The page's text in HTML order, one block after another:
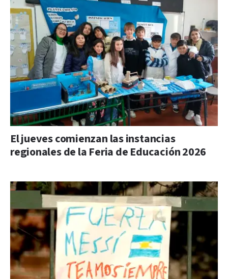
El jueves comienzan las instancias
regionales de la Feria de Educación 2026